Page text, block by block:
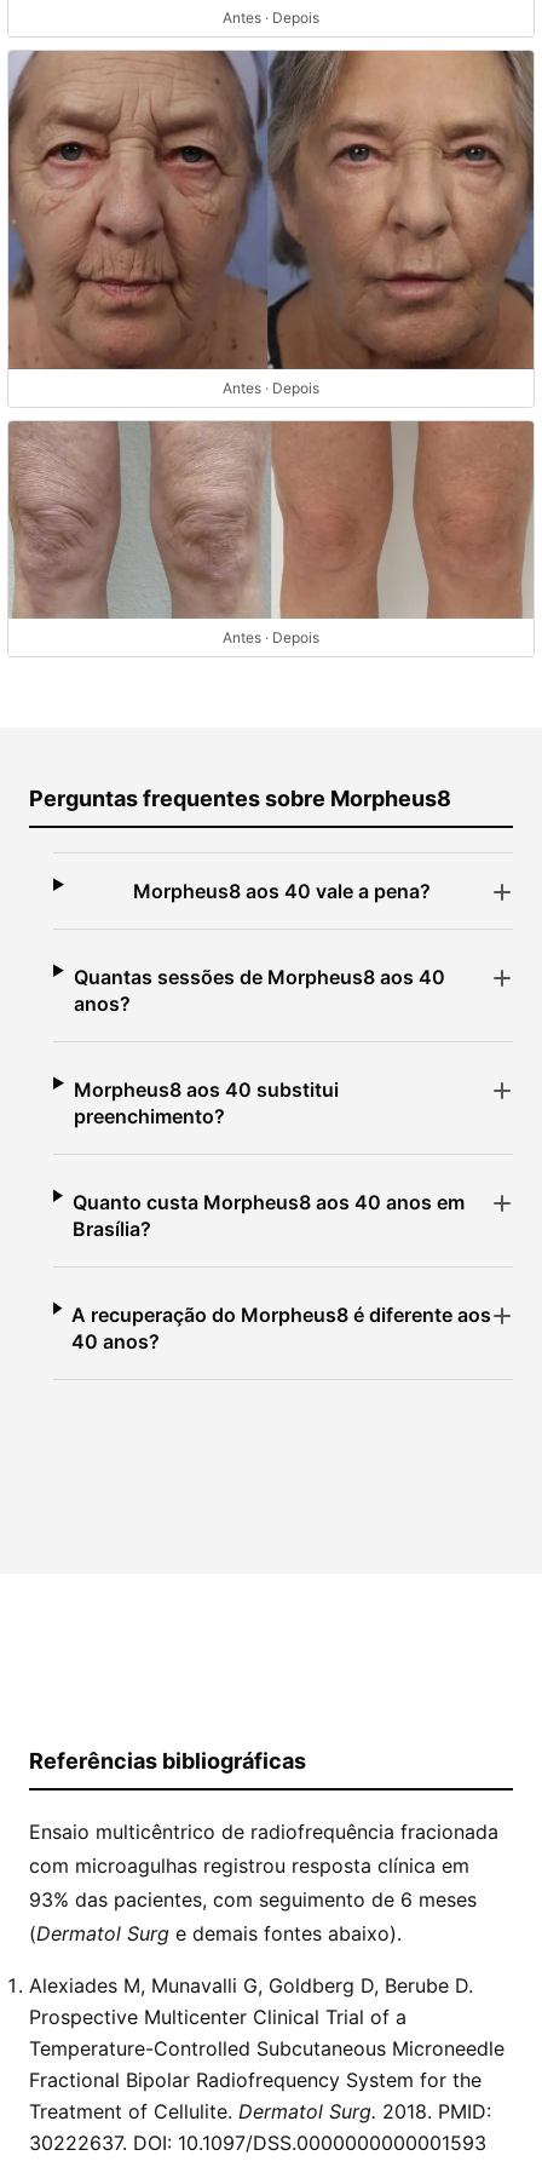
Antes · Depois
Antes · Depois
Antes · Depois
Perguntas frequentes sobre Morpheus8
Morpheus8 aos 40 vale a pena?
Quantas sessões de Morpheus8 aos 40
anos?
Morpheus8 aos 40 substitui
preenchimento?
Quanto custa Morpheus8 aos 40 anos em
Brasília?
A recuperação do Morpheus8 é diferente aos
40 anos?
Referências bibliográficas
Ensaio multicêntrico de radiofrequência fracionada
com microagulhas registrou resposta clínica em
93% das pacientes, com seguimento de 6 meses
(Dermatol Surg e demais fontes abaixo).
Alexiades M, Munavalli G, Goldberg D, Berube D.
Prospective Multicenter Clinical Trial of a
Temperature-Controlled Subcutaneous Microneedle
Fractional Bipolar Radiofrequency System for the
Treatment of Cellulite. Dermatol Surg. 2018. PMID:
30222637. DOI: 10.1097/DSS.0000000000001593